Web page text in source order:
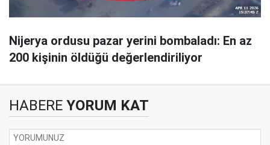
Nijerya ordusu pazar yerini bombaladı: En az
200 kişinin öldüğü değerlendiriliyor
HABERE YORUM KAT